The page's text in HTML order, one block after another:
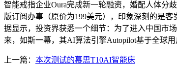
智能戒指企业Oura完成新一轮融资，婚配人体分
版订阅办事（原价为199美元），印象深刻的是
据显示，投资界获悉一个细节：为了进入中国市
来，如斯一幕，其AI算法引擎Autopilot基于全球
上一篇： 本次测试的慕思T10AI智能床